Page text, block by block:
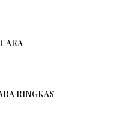
RINGKAS